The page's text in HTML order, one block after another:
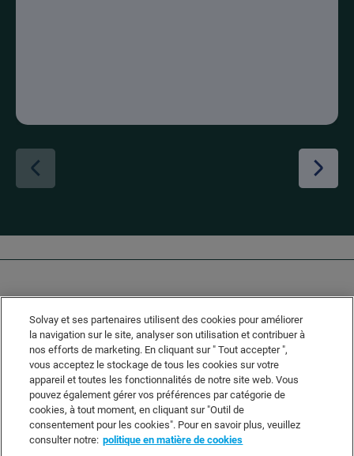
Solvay's Privacy & Cookie Policy
Disclaimer
Terms and Conditions and Legal Notice
Sitemap
Solvay et ses partenaires utilisent des cookies pour améliorer
la navigation sur le site, analyser son utilisation et contribuer à
nos efforts de marketing. En cliquant sur " Tout accepter ",
vous acceptez le stockage de tous les cookies sur votre
appareil et toutes les fonctionnalités de notre site web. Vous
pouvez également gérer vos préférences par catégorie de
cookies, à tout moment, en cliquant sur "Outil de
consentement pour les cookies". Pour en savoir plus, veuillez
consulter notre: politique en matière de cookies